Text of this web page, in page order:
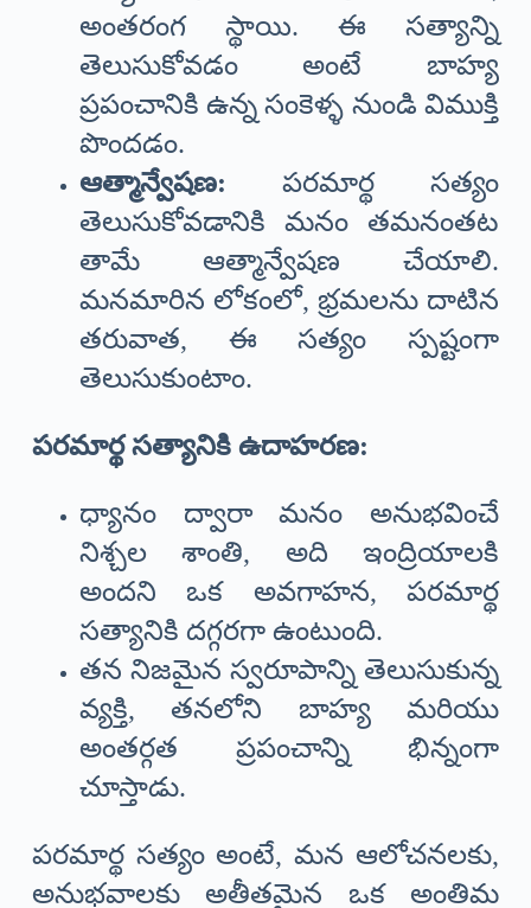
అంతరంగ స్థాయి. ఈ సత్యాన్ని
తెలుసుకోవడం అంటే బాహ్య
ప్రపంచానికి ఉన్న సంకెళ్ళ నుండి విముక్తి
పొందడం.
ఆత్మాన్వేషణ: పరమార్థ సత్యం
తెలుసుకోవడానికి మనం తమనంతట
తామే ఆత్మాన్వేషణ చేయాలి.
మనమారిన లోకంలో, భ్రమలను దాటిన
తరువాత, ఈ సత్యం స్పష్టంగా
తెలుసుకుంటాం.
పరమార్థ సత్యానికి ఉదాహరణ:
ధ్యానం ద్వారా మనం అనుభవించే
నిశ్చల శాంతి, అది ఇంద్రియాలకి
అందని ఒక అవగాహన, పరమార్థ
సత్యానికి దగ్గరగా ఉంటుంది.
తన నిజమైన స్వరూపాన్ని తెలుసుకున్న
వ్యక్తి, తనలోని బాహ్య మరియు
అంతర్గత ప్రపంచాన్ని భిన్నంగా
చూస్తాడు.
పరమార్థ సత్యం అంటే, మన ఆలోచనలకు,
అనుభవాలకు అతీతమైన ఒక అంతిమ